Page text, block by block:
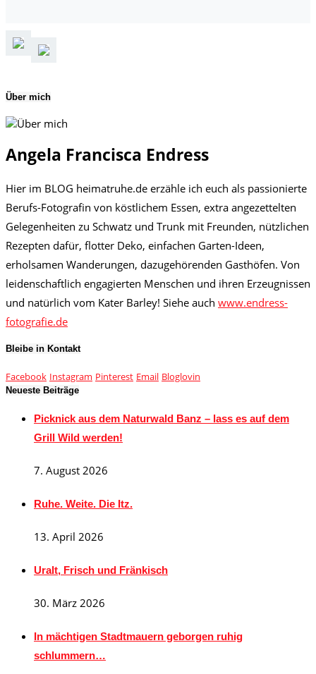
Über mich
Angela Francisca Endress
Hier im BLOG heimatruhe.de erzähle ich euch als passionierte
Berufs-Fotografin von köstlichem Essen, extra angezettelten
Gelegenheiten zu Schwatz und Trunk mit Freunden, nützlichen
Rezepten dafür, flotter Deko, einfachen Garten-Ideen,
erholsamen Wanderungen, dazugehörenden Gasthöfen. Von
leidenschaftlich engagierten Menschen und ihren Erzeugnissen
und natürlich vom Kater Barley! Siehe auch www.endress-
fotografie.de
Bleibe in Kontakt
Facebook Instagram Pinterest Email Bloglovin
Neueste Beiträge
Picknick aus dem Naturwald Banz – lass es auf dem
Grill Wild werden!
7. August 2026
Ruhe. Weite. Die Itz.
13. April 2026
Uralt, Frisch und Fränkisch
30. März 2026
In mächtigen Stadtmauern geborgen ruhig
schlummern…